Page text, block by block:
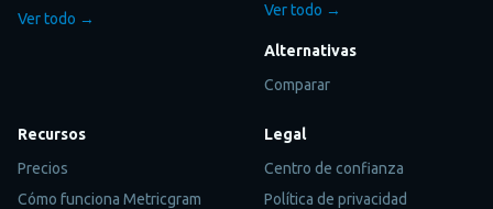
Ver todo →
Ver todo →
Alternativas
Comparar
Recursos
Precios
Cómo funciona Metricgram
Legal
Centro de confianza
Política de privacidad